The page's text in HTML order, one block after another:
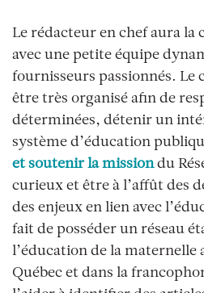
Le rédacteur en chef aura la
avec une petite équipe
fournisseurs passionnés. Le
être très organisé afin de
déterminées, détenir un
système d’éducation
et soutenir la missiondu
curieux et être à l’affût des
des enjeux en lien avec
fait de posséder un réseau
l’éducation de la maternelle
Québec et dans la